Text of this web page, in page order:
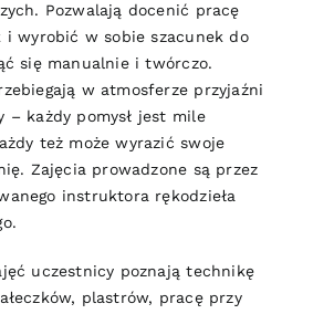
Pozwalają docenić pracę
i wyrobić w sobie szacunek do
się manualnie i twórczo.
w atmosferze przyjaźni
– każdy pomysł jest mile
też może wyrazić swoje
Zajęcia prowadzone są przez
instruktora rękodzieła
uczestnicy poznają technikę
plastrów, pracę przy